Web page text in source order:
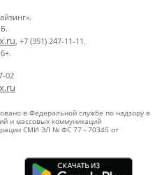
, +7 (351) 247-11-11.
02
в Федеральной службе по надзору в
и массовых коммуникаций
СМИ ЭЛ № ФС 77 - 70345 от